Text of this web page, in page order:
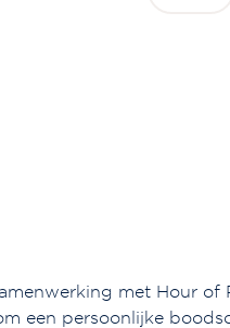
met Hour
een persoonlijke